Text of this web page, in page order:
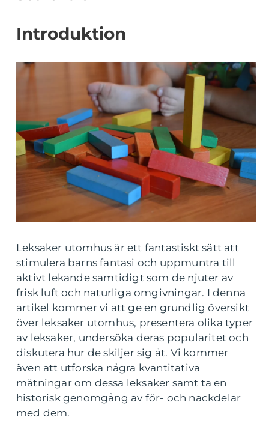
Introduktion
Leksaker utomhus är ett fantastiskt sätt att
stimulera barns fantasi och uppmuntra till
aktivt lekande samtidigt som de njuter av
frisk luft och naturliga omgivningar. I denna
artikel kommer vi att ge en grundlig översikt
över leksaker utomhus, presentera olika typer
av leksaker, undersöka deras popularitet och
diskutera hur de skiljer sig åt. Vi kommer
även att utforska några kvantitativa
mätningar om dessa leksaker samt ta en
historisk genomgång av för- och nackdelar
med dem.